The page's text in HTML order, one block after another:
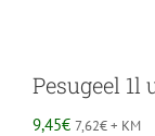
Pesugeel 1l
9,45€ 7,62€+ KM